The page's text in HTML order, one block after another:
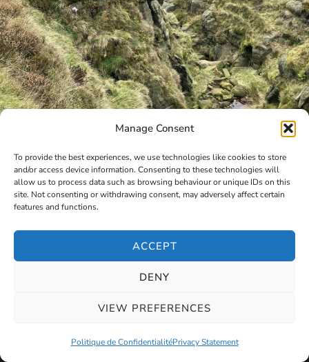
Manage Consent
To provide the best experiences, we use technologies like cookies to store
and/or access device information. Consenting to these technologies will
allow us to process data such as browsing behaviour or unique IDs on this
site. Not consenting or withdrawing consent, may adversely affect certain
features and functions.
ACCEPT
DENY
VIEW PREFERENCES
Politique de ConfidentialitéPrivacy Statement